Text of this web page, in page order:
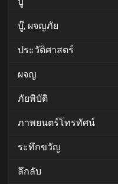
บู๊, ผจญภัย
ประวัติศาสตร์
ผจญ
ภัยพิบัติ
ภาพยนตร์โทรทัศน์
ระทึกขวัญ
ลึกลับ